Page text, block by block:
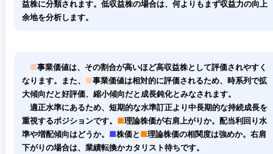
益株に分類されます。低収益株の場合は、何よりもまず収益力の向上
余地を分析します。
■事業価値は、その割合が高いほど高収益株として評価されやすく
なります。また、 ■事業価値は相対的に評価されるため、時系列で拡
大傾向だと好評価、縮小傾向だと成長鈍化とみなされます。
適正水準にあるため、短期的な水準訂正より中長期的な持続成長を
重視するポジションです。 ■理論株価が右肩上がりか。配当利回り水
準や増配傾向はどうか。 ■株価と■理論株価の相関度は強めか。右肩
下がりの場合は、業績転換かカタリスト待ちです。